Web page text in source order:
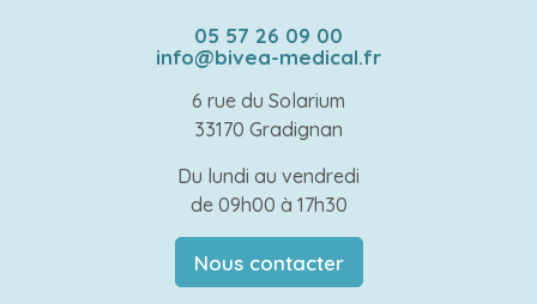
05 57 26 09 00
info@bivea-medical.fr
6 rue du Solarium
33170 Gradignan
Du lundi au vendredi
de 09h00 à 17h30
Nous contacter